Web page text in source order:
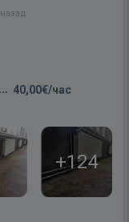
40,00€/час
+124